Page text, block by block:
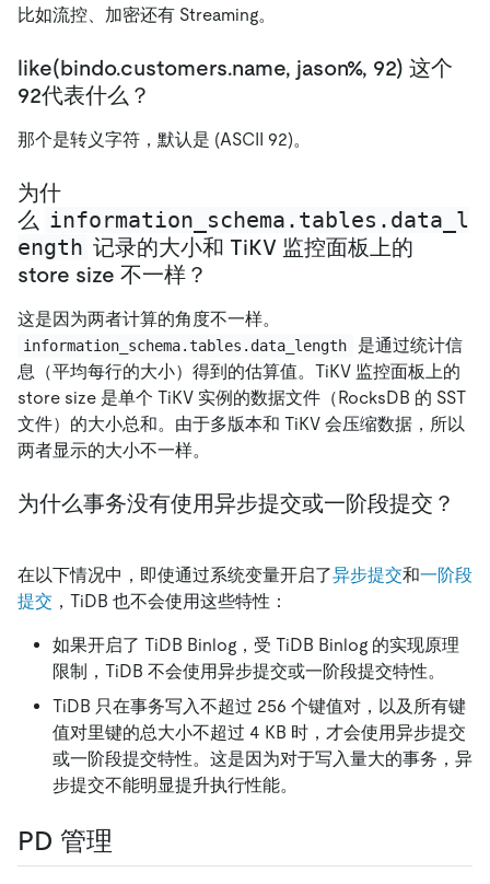
比如流控、加密还有 Streaming。
like(bindo.customers.name, jason%, 92) 这个
92代表什么？
那个是转义字符，默认是 (ASCII 92)。
为什
么 information_schema.tables.data_l
ength 记录的大小和 TiKV 监控面板上的
store size 不一样？
这是因为两者计算的角度不一样。
information_schema.tables.data_length
是通过统计信
息（平均每行的大小）得到的估算值。TiKV 监控面板上的
store size 是单个 TiKV 实例的数据文件（RocksDB 的 SST
文件）的大小总和。由于多版本和 TiKV 会压缩数据，所以
两者显示的大小不一样。
为什么事务没有使用异步提交或一阶段提交？
在以下情况中，即使通过系统变量开启了异步提交和一阶段
提交 ，TiDB 也不会使用这些特性：
如果开启了 TiDB Binlog，受 TiDB Binlog 的实现原理
限制，TiDB 不会使用异步提交或一阶段提交特性。
TiDB 只在事务写入不超过 256 个键值对，以及所有键
值对里键的总大小不超过 4 KB 时，才会使用异步提交
或一阶段提交特性。这是因为对于写入量大的事务，异
步提交不能明显提升执行性能。
PD 管理